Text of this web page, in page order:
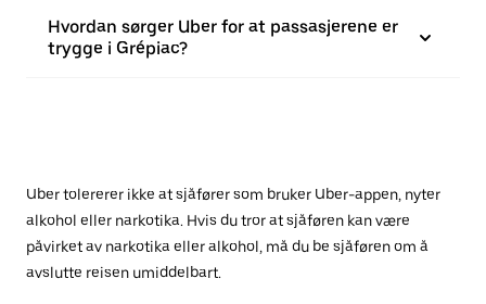
Hvordan sørger Uber for at passasjerene er
trygge i Grépiac?
Uber tolererer ikke at sjåfører som bruker Uber-appen, nyter
alkohol eller narkotika. Hvis du tror at sjåføren kan være
påvirket av narkotika eller alkohol, må du be sjåføren om å
avslutte reisen umiddelbart.